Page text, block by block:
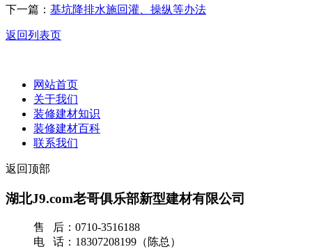
下一篇： 基坑降排水施回灌、操纵等办法
返回列表页
网站首页
关于我们
装修建材知识
装修建材百科
联系我们
返回顶部
湖北J9.com老哥俱乐部新型建材有限公司
售 后：0710-3516188
电 话：18307208199（陈总）